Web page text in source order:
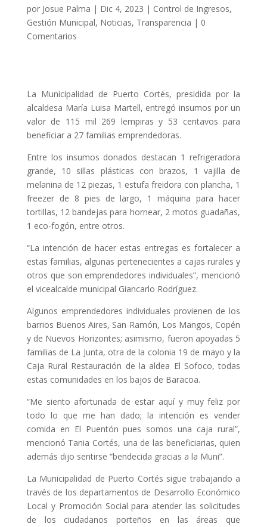
por Josue Palma | Dic 4, 2023 | Control de Ingresos,
Gestión Municipal, Noticias, Transparencia | 0
Comentarios
La Municipalidad de Puerto Cortés, presidida por la
alcaldesa María Luisa Martell, entregó insumos por un
valor de 115 mil 269 lempiras y 53 centavos para
beneficiar a 27 familias emprendedoras.
Entre los insumos donados destacan 1 refrigeradora
grande, 10 sillas plásticas con brazos, 1 vajilla de
melanina de 12 piezas, 1 estufa freidora con plancha, 1
freezer de 8 pies de largo, 1 máquina para hacer
tortillas, 12 bandejas para hornear, 2 motos guadañas,
1 eco-fogón, entre otros.
“La intención de hacer estas entregas es fortalecer a
estas familias, algunas pertenecientes a cajas rurales y
otros que son emprendedores individuales”, mencionó
el vicealcalde municipal Giancarlo Rodríguez.
Algunos emprendedores individuales provienen de los
barrios Buenos Aires, San Ramón, Los Mangos, Copén
y de Nuevos Horizontes; asimismo, fueron apoyadas 5
familias de La Junta, otra de la colonia 19 de mayo y la
Caja Rural Restauración de la aldea El Sofoco, todas
estas comunidades en los bajos de Baracoa.
“Me siento afortunada de estar aquí y muy feliz por
todo lo que me han dado; la intención es vender
comida en El Puentón pues somos una caja rural”,
mencionó Tania Cortés, una de las beneficiarias, quien
además dijo sentirse “bendecida gracias a la Muni”.
La Municipalidad de Puerto Cortés sigue trabajando a
través de los departamentos de Desarrollo Económico
Local y Promoción Social para atender las solicitudes
de los ciudadanos porteños en las áreas que